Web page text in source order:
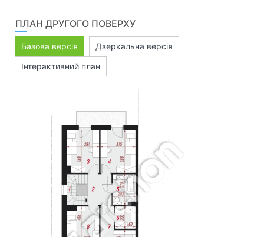
ПЛАН ДРУГОГО ПОВЕРХУ
Базова версія
Дзеркальна версія
Інтерактивний план